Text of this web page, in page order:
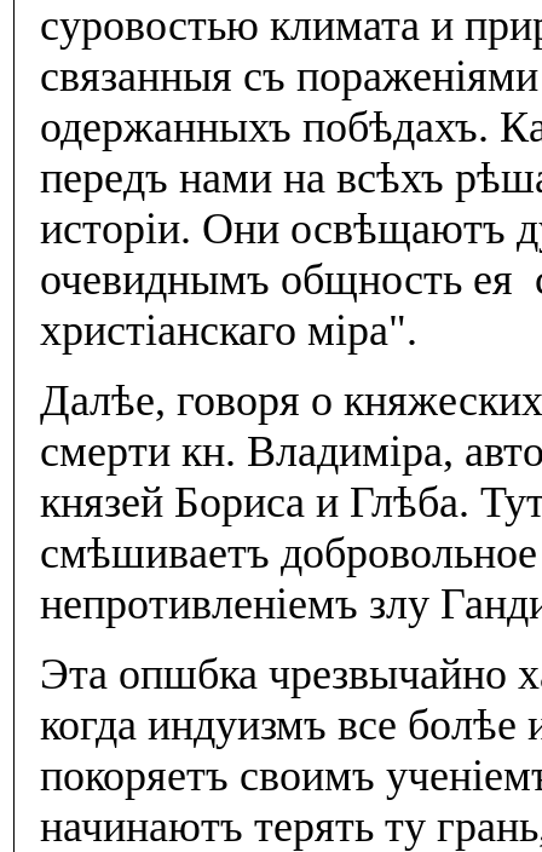
суровостью климата и
связанныя съ
одержанныхъ побѣдахъ.
передъ нами на всѣхъ
исторiи. Они освѣщаютъ
очевиднымъ общность ея
христiанскаго мiра".
Далѣе, говоря о
смерти кн. Владимiра,
князей Бориса и Глѣба.
смѣшиваетъ
непротивленiемъ злу
Эта опшбка чрезвычайно
когда индуизмъ все
покоряетъ своимъ
начинаютъ терять ту